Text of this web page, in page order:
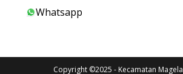
Whatsapp
Copyright ©2025 - Kecamatan